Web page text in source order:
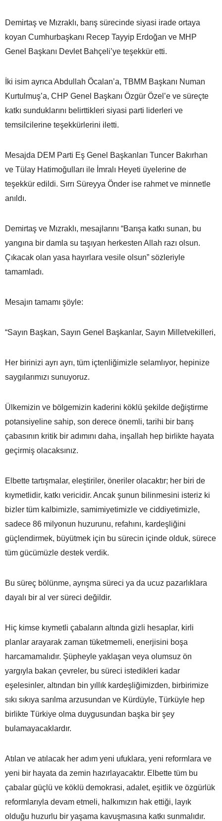
Demirtaş ve Mızraklı, barış sürecinde siyasi irade ortaya
koyan Cumhurbaşkanı Recep Tayyip Erdoğan ve MHP
Genel Başkanı Devlet Bahçeli’ye teşekkür etti.
İki isim ayrıca Abdullah Öcalan’a, TBMM Başkanı Numan
Kurtulmuş’a, CHP Genel Başkanı Özgür Özel’e ve süreçte
katkı sunduklarını belirttikleri siyasi parti liderleri ve
temsilcilerine teşekkürlerini iletti.
Mesajda DEM Parti Eş Genel Başkanları Tuncer Bakırhan
ve Tülay Hatimoğulları ile İmralı Heyeti üyelerine de
teşekkür edildi. Sırrı Süreyya Önder ise rahmet ve minnetle
anıldı.
Demirtaş ve Mızraklı, mesajlarını “Barışa katkı sunan, bu
yangına bir damla su taşıyan herkesten Allah razı olsun.
Çıkacak olan yasa hayırlara vesile olsun” sözleriyle
tamamladı.
Mesajın tamamı şöyle:
“Sayın Başkan, Sayın Genel Başkanlar, Sayın Milletvekilleri,
Her birinizi ayrı ayrı, tüm içtenliğimizle selamlıyor, hepinize
saygılarımızı sunuyoruz.
Ülkemizin ve bölgemizin kaderini köklü şekilde değiştirme
potansiyeline sahip, son derece önemli, tarihi bir barış
çabasının kritik bir adımını daha, inşallah hep birlikte hayata
geçirmiş olacaksınız.
Elbette tartışmalar, eleştiriler, öneriler olacaktır; her biri de
kıymetlidir, katkı vericidir. Ancak şunun bilinmesini isteriz ki
bizler tüm kalbimizle, samimiyetimizle ve ciddiyetimizle,
sadece 86 milyonun huzurunu, refahını, kardeşliğini
güçlendirmek, büyütmek için bu sürecin içinde olduk, sürece
tüm gücümüzle destek verdik.
Bu süreç bölünme, ayrışma süreci ya da ucuz pazarlıklara
dayalı bir al ver süreci değildir.
Hiç kimse kıymetli çabaların altında gizli hesaplar, kirli
planlar arayarak zaman tüketmemeli, enerjisini boşa
harcamamalıdır. Şüpheyle yaklaşan veya olumsuz ön
yargıyla bakan çevreler, bu süreci istedikleri kadar
eşelesinler, altından bin yıllık kardeşliğimizden, birbirimize
sıkı sıkıya sarılma arzusundan ve Kürdüyle, Türküyle hep
birlikte Türkiye olma duygusundan başka bir şey
bulamayacaklardır.
Atılan ve atılacak her adım yeni ufuklara, yeni reformlara ve
yeni bir hayata da zemin hazırlayacaktır. Elbette tüm bu
çabalar güçlü ve köklü demokrasi, adalet, eşitlik ve özgürlük
reformlarıyla devam etmeli, halkımızın hak ettiği, layık
olduğu huzurlu bir yaşama kavuşmasına katkı sunmalıdır.